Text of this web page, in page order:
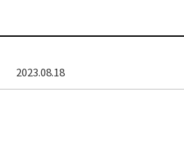
2023.08.18